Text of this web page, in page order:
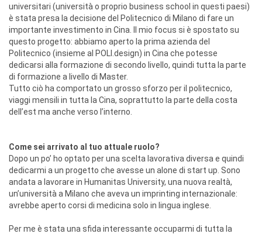
universitari (università o proprio business school in questi paesi)
è stata presa la decisione del Politecnico di Milano di fare un
importante investimento in Cina. Il mio focus si è spostato su
questo progetto: abbiamo aperto la prima azienda del
Politecnico (insieme al POLI.design) in Cina che potesse
dedicarsi alla formazione di secondo livello, quindi tutta la parte
di formazione a livello di Master.
Tutto ciò ha comportato un grosso sforzo per il politecnico,
viaggi mensili in tutta la Cina, soprattutto la parte della costa
dell’est ma anche verso l’interno.
Come sei arrivato al tuo attuale ruolo?
Dopo un po’ ho optato per una scelta lavorativa diversa e quindi
dedicarmi a un progetto che avesse un alone di start up. Sono
andata a lavorare in Humanitas University, una nuova realtà,
un’università a Milano che aveva un imprinting internazionale:
avrebbe aperto corsi di medicina solo in lingua inglese.
Per me è stata una sfida interessante occuparmi di tutta la